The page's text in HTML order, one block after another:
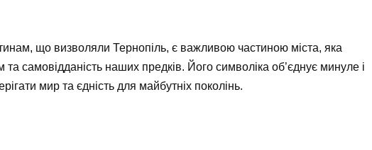
що визволяли Тернопіль, є важливою частиною міста, яка
та самовідданість наших предків. Його символіка об’єднує минуле і
мир та єдність для майбутніх поколінь.